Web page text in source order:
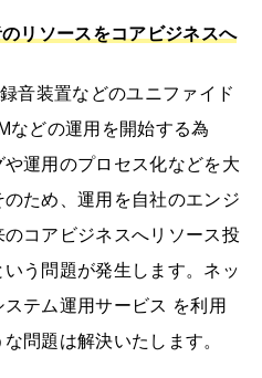
リソースをコアビジネスへ
音装置などのユニファイド
などの運用を開始する為
運用のプロセス化などを大
ため、運用を自社のエンジ
コアビジネスへリソース投
う問題が発生します。ネッ
テム運用サービス を利用
問題は解決いたします。